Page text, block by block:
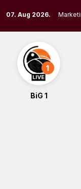
to
content
07. Aug 2026.
BiG 1